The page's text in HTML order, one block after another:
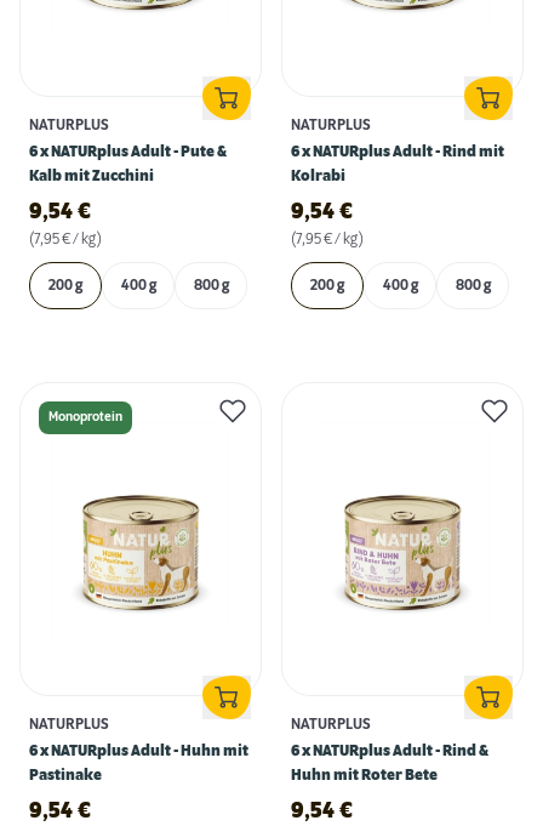
NATURPLUS
6 x NATURplus Adult - Pute &
Kalb mit Zucchini
9,54 €
(7,95 € / kg)
200 g 400 g 800 g
NATURPLUS
6 x NATURplus Adult - Rind mit
Kolrabi
9,54 €
(7,95 € / kg)
200 g 400 g 800 g
Monoprotein
NATURPLUS
6 x NATURplus Adult - Huhn mit
Pastinake
9,54 €
NATURPLUS
6 x NATURplus Adult - Rind &
Huhn mit Roter Bete
9,54 €